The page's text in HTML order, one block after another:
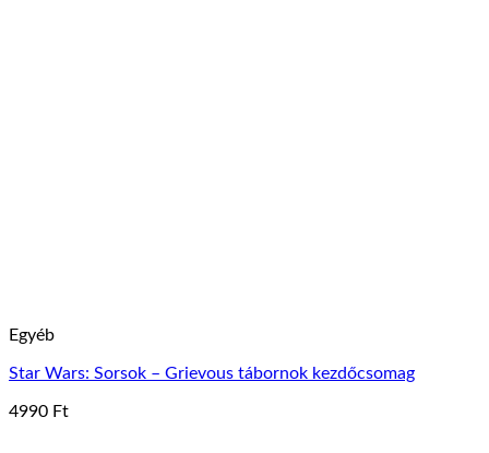
Egyéb
Star Wars: Sorsok – Grievous tábornok kezdőcsomag
4990 Ft